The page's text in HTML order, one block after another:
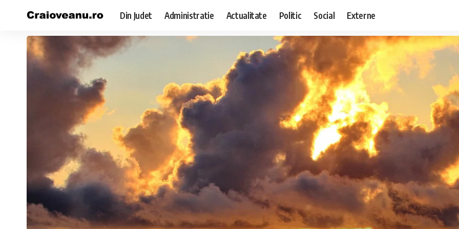
Din Judet Administratie Actualitate Politic Social Externe